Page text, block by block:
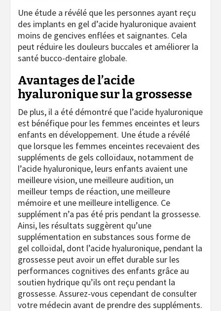
Une étude a révélé que les personnes ayant reçu
des implants en gel d’acide hyaluronique avaient
moins de gencives enflées et saignantes. Cela
peut réduire les douleurs buccales et améliorer la
santé bucco-dentaire globale.
Avantages de l’acide
hyaluronique sur la grossesse
De plus, il a été démontré que l’acide hyaluronique
est bénéfique pour les femmes enceintes et leurs
enfants en développement. Une étude a révélé
que lorsque les femmes enceintes recevaient des
suppléments de gels colloïdaux, notamment de
l’acide hyaluronique, leurs enfants avaient une
meilleure vision, une meilleure audition, un
meilleur temps de réaction, une meilleure
mémoire et une meilleure intelligence. Ce
supplément n’a pas été pris pendant la grossesse.
Ainsi, les résultats suggèrent qu’une
supplémentation en substances sous forme de
gel colloïdal, dont l’acide hyaluronique, pendant la
grossesse peut avoir un effet durable sur les
performances cognitives des enfants grâce au
soutien hydrique qu’ils ont reçu pendant la
grossesse. Assurez-vous cependant de consulter
votre médecin avant de prendre des suppléments.